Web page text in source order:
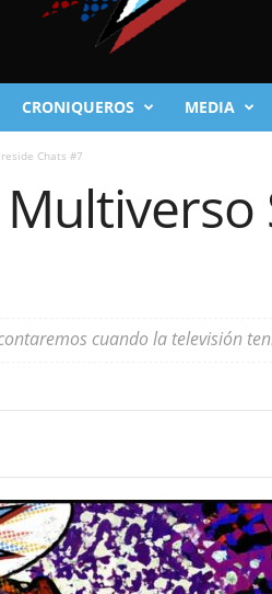
CRONIQUEROS MEDIA
Chats #7
cuando la televisión